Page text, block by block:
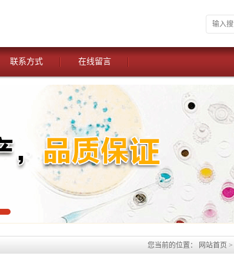
联系方式 在线留言
您当前的位置： 网站首页 >